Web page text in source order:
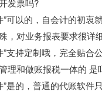
发票吗?
”可以的，自会计的初
，对业务报表要求很详
”支持定制哦，完全贴
理和做账报税一体的 是
”是的，普通的代账软